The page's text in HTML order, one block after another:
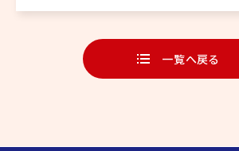
なく、A […]
一覧へ戻る